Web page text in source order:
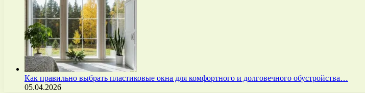
Как правильно выбрать пластиковые окна для комфортного и долговечного обустройства…
05.04.2026